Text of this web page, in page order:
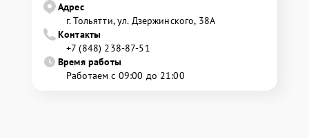
Адрес
г. Тольятти, ул. Дзержинского, 38А
Контакты
+7 (848) 238-87-51
Время работы
Работаем с 09:00 до 21:00